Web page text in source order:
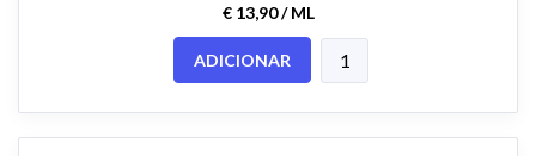
€ 13,90 / ML
ADICIONAR